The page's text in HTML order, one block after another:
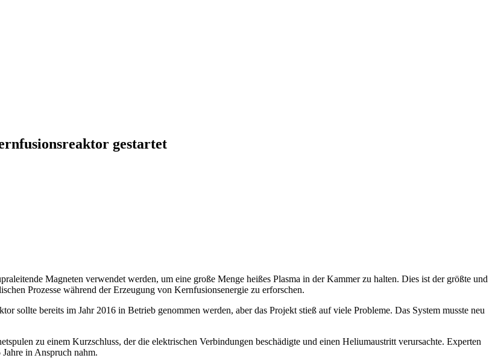
gestartet
Magneten verwendet werden, um eine große Menge heißes Plasma in der Kammer zu halten. Dies ist der größte und
Prozesse während der Erzeugung von Kernfusionsenergie zu erforschen.
sollte bereits im Jahr 2016 in Betrieb genommen werden, aber das Projekt stieß auf viele Probleme. Das System musste neu
zu einem Kurzschluss, der die elektrischen Verbindungen beschädigte und einen Heliumaustritt verursachte. Experten
in Anspruch nahm.